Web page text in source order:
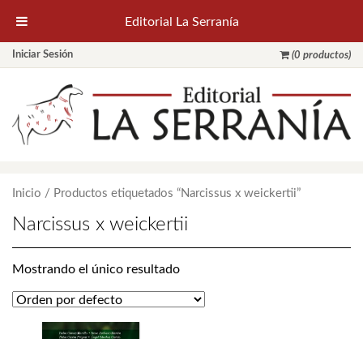
Iniciar Sesión (0 productos)
Inicio / Productos etiquetados “Narcissus x weickertii”
Narcissus x weickertii
Mostrando el único resultado
Editorial La Serranía